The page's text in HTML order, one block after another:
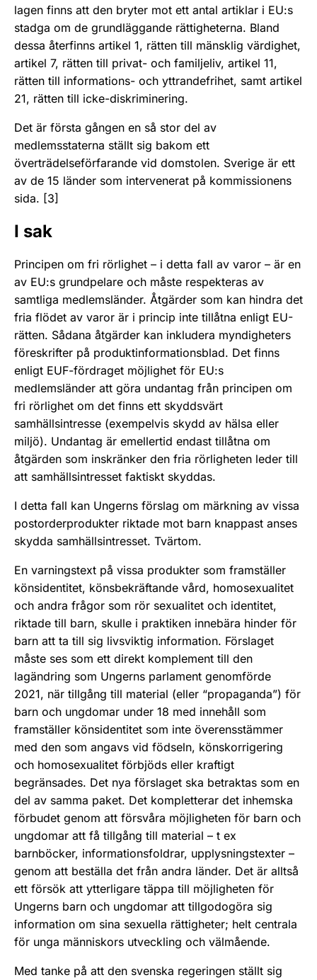
lagen finns att den bryter mot ett antal artiklar i EU:s
stadga om de grundläggande rättigheterna. Bland
dessa återfinns artikel 1, rätten till mänsklig värdighet,
artikel 7, rätten till privat- och familjeliv, artikel 11,
rätten till informations- och yttrandefrihet, samt artikel
21, rätten till icke-diskriminering.
Det är första gången en så stor del av
medlemsstaterna ställt sig bakom ett
överträdelseförfarande vid domstolen. Sverige är ett
av de 15 länder som intervenerat på kommissionens
sida. [3]
I sak
Principen om fri rörlighet – i detta fall av varor – är en
av EU:s grundpelare och måste respekteras av
samtliga medlemsländer. Åtgärder som kan hindra det
fria flödet av varor är i princip inte tillåtna enligt EU-
rätten. Sådana åtgärder kan inkludera myndigheters
föreskrifter på produktinformationsblad. Det finns
enligt EUF-fördraget möjlighet för EU:s
medlemsländer att göra undantag från principen om
fri rörlighet om det finns ett skyddsvärt
samhällsintresse (exempelvis skydd av hälsa eller
miljö). Undantag är emellertid endast tillåtna om
åtgärden som inskränker den fria rörligheten leder till
att samhällsintresset faktiskt skyddas.
I detta fall kan Ungerns förslag om märkning av vissa
postorderprodukter riktade mot barn knappast anses
skydda samhällsintresset. Tvärtom.
En varningstext på vissa produkter som framställer
könsidentitet, könsbekräftande vård, homosexualitet
och andra frågor som rör sexualitet och identitet,
riktade till barn, skulle i praktiken innebära hinder för
barn att ta till sig livsviktig information. Förslaget
måste ses som ett direkt komplement till den
lagändring som Ungerns parlament genomförde
2021, när tillgång till material (eller “propaganda”) för
barn och ungdomar under 18 med innehåll som
framställer könsidentitet som inte överensstämmer
med den som angavs vid födseln, könskorrigering
och homosexualitet förbjöds eller kraftigt
begränsades. Det nya förslaget ska betraktas som en
del av samma paket. Det kompletterar det inhemska
förbudet genom att försvåra möjligheten för barn och
ungdomar att få tillgång till material – t ex
barnböcker, informationsfoldrar, upplysningstexter –
genom att beställa det från andra länder. Det är alltså
ett försök att ytterligare täppa till möjligheten för
Ungerns barn och ungdomar att tillgodogöra sig
information om sina sexuella rättigheter; helt centrala
för unga människors utveckling och välmående.
Med tanke på att den svenska regeringen ställt sig